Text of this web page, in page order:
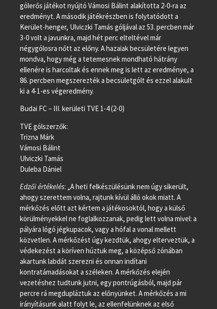
gólerős játékot nyújtó Vámosi Bálint alakította 2-0-ra az
eredményt. A második játékrészben is folytatódott a
Kerület-henger, Ulviczki Tamás góljával az 53. percben már
3-0 volt a javunkra, majd hét perc elteltével már
négygólosra nőtt az előny. A hazaiak becsületére legyen
mondva, hogy még a tetemesnek mondható hátrány
ellenére is harcoltak és ennek meg is lett az eredménye, a
86. percben megszerezték a becsületgólt és ezzel alakult
ki a 4-1-es végeredmény.
Budai FC – III. kerületi TVE 1-4 (2-0)
TVE gólszerzők:
Trizna Márk
Vámosi Bálint
Ulviczki Tamás
Duleba Dániel
Edzői értékelés: „A heti felkészülésünk nem úgy sikerült,
ahogy szerettem volna, rajtunk kívül álló okok miatt. A
mérkőzés előtt azt kértem a játékosoktól, hogy a külső
körülményekkel ne foglalkozzanak, pedig lett volna mivel: a
pályára lógó jégkupacok, vagy a hófal a vonal mellett
közvetlen. A mérkőzést úgy kezdtük, ahogy elterveztük, a
védekezést a köríven húztuk meg, a középső zónában
akartunk labdát szerezni és onnan indítani
kontratámadásokat a széleken. A mérkőzés elején
vezetéshez tudtunk jutni, egy pontrúgásból, majd pár
percre rá megdupláztuk az előnyünket. A mérkőzés a mi
irányításunk alatt folyt le, az ellenfelünknek az első